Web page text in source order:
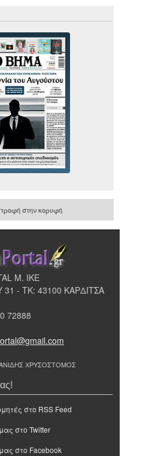
στην κορυφή
Μ. ΙΚΕ
- ΤΚ: 43100 ΚΑΡΔΙΤΣΑ
72888
ΧΡΥΣΟΣΤΟΜΟΣ
στο RSS Feed
στο Twitter
στο Facebook